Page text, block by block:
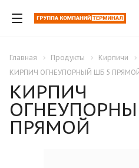
Главная Продукты Кирпичи
КИРПИЧ ОГНЕУПОРНЫЙ ШБ 5
КИРПИЧ
ПРЯМОЙ